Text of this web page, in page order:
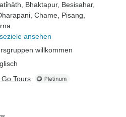
, Bhaktapur, Besisahar,
, Chame , Pisang
ansehen
willkommen
Tours